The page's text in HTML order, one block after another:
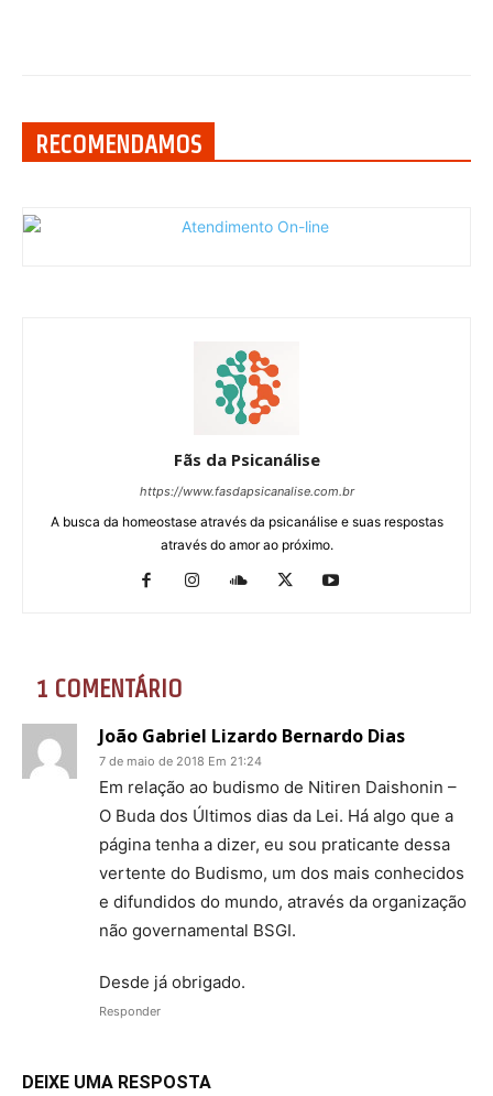
RECOMENDAMOS
Fãs da Psicanálise
https://www.fasdapsicanalise.com.br
A busca da homeostase através da psicanálise e suas respostas
através do amor ao próximo.
1 COMENTÁRIO
João Gabriel Lizardo Bernardo Dias
7 de maio de 2018 Em 21:24
Em relação ao budismo de Nitiren Daishonin –
O Buda dos Últimos dias da Lei. Há algo que a
página tenha a dizer, eu sou praticante dessa
vertente do Budismo, um dos mais conhecidos
e difundidos do mundo, através da organização
não governamental BSGI.
Desde já obrigado.
Responder
DEIXE UMA RESPOSTA